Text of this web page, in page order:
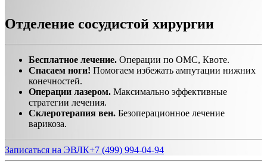
Отделение сосудистой хирургии
Бесплатное лечение. Операции по ОМС, Квоте.
Спасаем ноги! Помогаем избежать ампутации нижних
конечностей.
Операции лазером. Максимально эффективные
стратегии лечения.
Склеротерапия вен. Безоперационное лечение
варикоза.
Записаться на ЭВЛК+7 (499) 994-04-94